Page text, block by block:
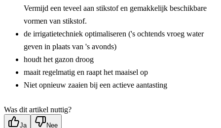
Vermijd een teveel aan stikstof en gemakkelijk beschikbare
vormen van stikstof.
de irrigatietechniek optimaliseren ('s ochtends vroeg water
geven in plaats van 's avonds)
houdt het gazon droog
maait regelmatig en raapt het maaisel op
Niet opnieuw zaaien bij een actieve aantasting
Was dit artikel nuttig?
Ja Nee